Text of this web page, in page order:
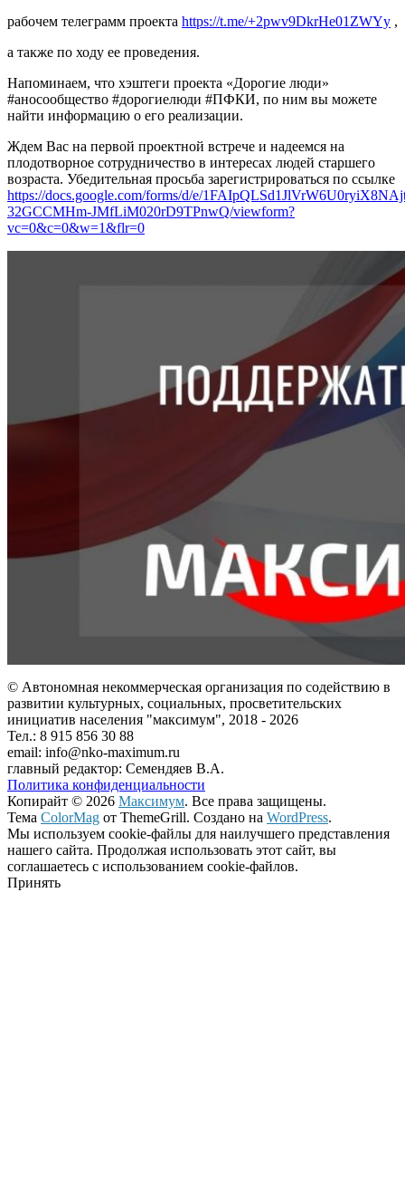
рабочем телеграмм проекта https://t.me/+2pwv9DkrHe01ZWYy ,
а также по ходу ее проведения.
Напоминаем, что хэштеги проекта «Дорогие люди»
#аносообщество #дорогиелюди #ПФКИ, по ним вы можете
найти информацию о его реализации.
Ждем Вас на первой проектной встрече и надеемся на
плодотворное сотрудничество в интересах людей старшего
возраста. Убедительная просьба зарегистрироваться по ссылке
https://docs.google.com/forms/d/e/
32GCCMHm-JMfLiM020rD9TPnwQ/viewform?
vc=0&c=0&w=1&flr=0
© Автономная некоммерческая организация по содействию в
развитии культурных, социальных, просветительских
инициатив населения "максимум", 2018 - 2026
Тел.: 8 915 856 30 88
email: info@nko-maximum.ru
главный редактор: Семендяев В.А.
Политика конфиденциальности
Копирайт © 2026 Максимум. Все права защищены.
Тема ColorMag от ThemeGrill. Создано на WordPress.
Мы используем cookie-файлы для наилучшего представления
нашего сайта. Продолжая использовать этот сайт, вы
соглашаетесь с использованием cookie-файлов.
Принять